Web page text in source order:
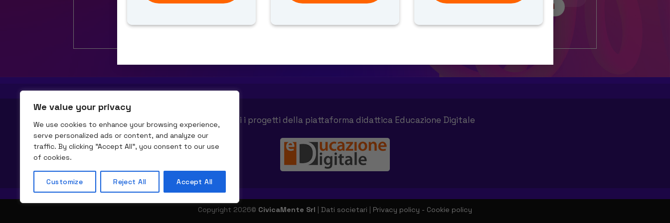
We value your privacy
We use cookies to enhance your browsing experience,
serve personalized ads or content, and analyze our
traffic. By clicking "Accept All", you consent to our use
of cookies.
Customize Reject All Accept All
Consulta i documenti
Scopri tutti i progetti della piattaforma didattica Educazione Digitale
Copyright 2026© CivicaMente Srl Dati societari Privacy policy - Cookie policy